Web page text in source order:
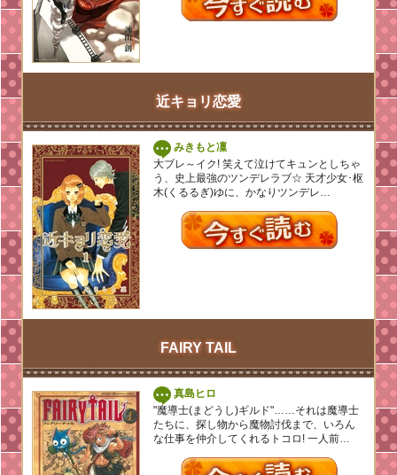
近キョリ恋愛
みきもと凜
大ブレ～イク! 笑えて泣けてキュンとしちゃ
う、史上最強のツンデレラブ☆ 天才少女･枢
木(くるるぎ)ゆに、かなりツンデレ…
FAIRY TAIL
真島ヒロ
"魔導士(まどうし)ギルド"……それは魔導士
たちに、探し物から魔物討伐まで、いろん
な仕事を仲介してくれるトコロ! 一人前…